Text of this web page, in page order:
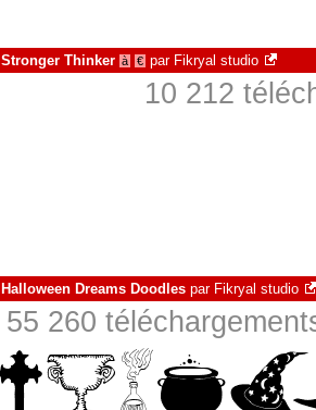
Stronger Thinker à € par Fikryal studio
10 212
Halloween Dreams Doodles par Fikryal studio
55 260